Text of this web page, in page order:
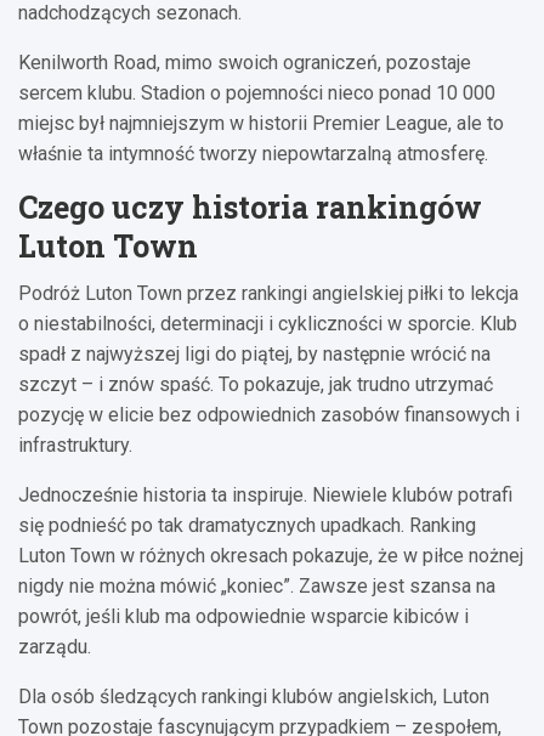
nadchodzących sezonach.
Kenilworth Road, mimo swoich ograniczeń, pozostaje
sercem klubu. Stadion o pojemności nieco ponad 10 000
miejsc był najmniejszym w historii Premier League, ale to
właśnie ta intymność tworzy niepowtarzalną atmosferę.
Czego uczy historia rankingów
Luton Town
Podróż Luton Town przez rankingi angielskiej piłki to lekcja
o niestabilności, determinacji i cykliczności w sporcie. Klub
spadł z najwyższej ligi do piątej, by następnie wrócić na
szczyt – i znów spaść. To pokazuje, jak trudno utrzymać
pozycję w elicie bez odpowiednich zasobów finansowych i
infrastruktury.
Jednocześnie historia ta inspiruje. Niewiele klubów potrafi
się podnieść po tak dramatycznych upadkach. Ranking
Luton Town w różnych okresach pokazuje, że w piłce nożnej
nigdy nie można mówić „koniec”. Zawsze jest szansa na
powrót, jeśli klub ma odpowiednie wsparcie kibiców i
zarządu.
Dla osób śledzących rankingi klubów angielskich, Luton
Town pozostaje fascynującym przypadkiem – zespołem,